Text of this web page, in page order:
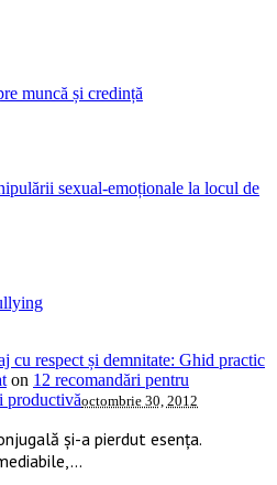
muncă și credință
sexual-emoționale la locul de
cu respect și demnitate: Ghid practic
on 12 recomandări pentru
productivăoctombrie 30, 2012
și-a pierdut esența.